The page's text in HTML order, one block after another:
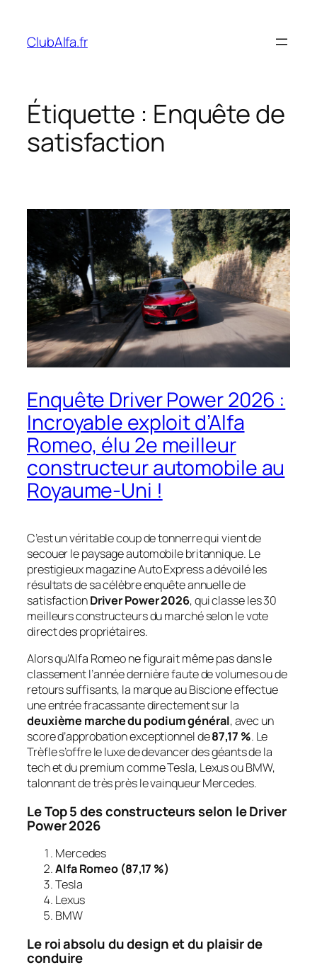
contenu
ClubAlfa.fr
Étiquette : Enquête de
satisfaction
Enquête Driver Power 2026 :
Incroyable exploit d’Alfa
Romeo, élu 2e meilleur
constructeur automobile au
Royaume-Uni !
C’est un véritable coup de tonnerre qui vient de
secouer le paysage automobile britannique. Le
prestigieux magazineAuto Expressa dévoilé les
résultats de sa célèbre enquête annuelle de
satisfactionDriver Power 2026, qui classe les 30
meilleurs constructeurs du marché selon le vote
direct des propriétaires.
Alors qu’Alfa Romeo ne figurait même pas dans le
classement l’année dernière faute de volumes ou de
retours suffisants, la marque au Biscione effectue
une entrée fracassante directement sur la
deuxième marche du podium général, avec un
score d’approbation exceptionnel de87,17 %. Le
Trèfle s’offre le luxe de devancer des géants de la
tech et du premium comme Tesla, Lexus ou BMW,
talonnant de très près le vainqueur Mercedes.
Le Top 5 des constructeurs selon le Driver
Power 2026
Mercedes
Alfa Romeo (87,17 %)
Tesla
Lexus
BMW
Le roi absolu du design et du plaisir de
conduire